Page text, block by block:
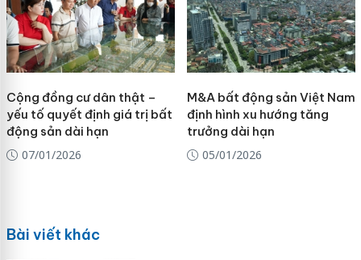
Cộng đồng cư dân thật –
yếu tố quyết định giá trị bất
động sản dài hạn
07/01/2026
M&A bất động sản Việt Nam
định hình xu hướng tăng
trưởng dài hạn
05/01/2026
Bài viết khác